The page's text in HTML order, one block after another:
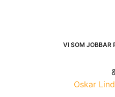
VI SOM JOBBAR
Oskar